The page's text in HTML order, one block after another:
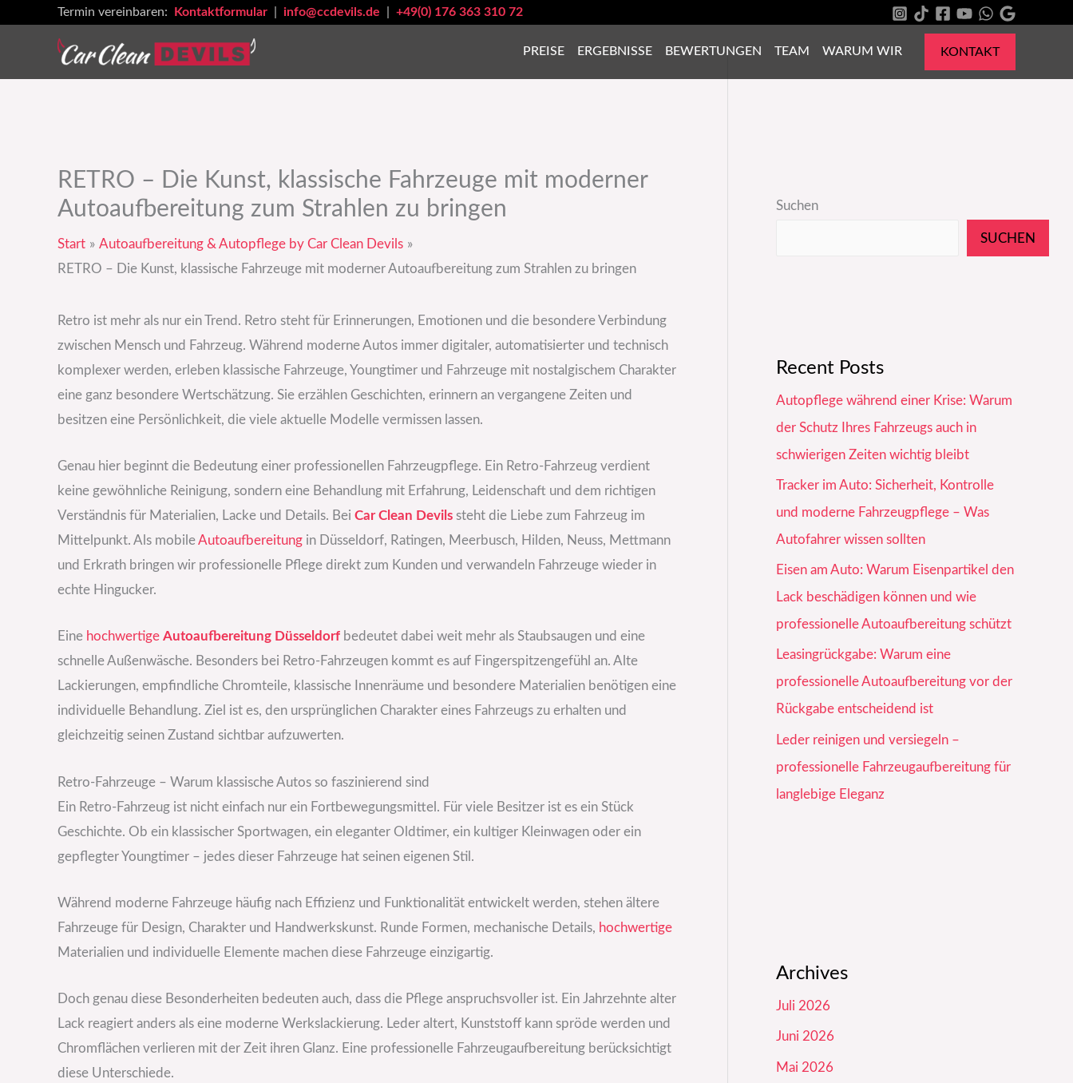
Termin vereinbaren: Kontaktformular info@ccdevils.de +49(0) 176 363 310 72
PREISE ERGEBNISSE BEWERTUNGEN TEAM WARUM WIR KONTAKT
RETRO – Die Kunst, klassische Fahrzeuge mit moderner
Autoaufbereitung zum Strahlen zu bringen
Start
Autoaufbereitung & Autopflege by Car Clean Devils
RETRO – Die Kunst, klassische Fahrzeuge mit moderner Autoaufbereitung zum Strahlen zu bringen
Retro ist mehr als nur ein Trend. Retro steht für Erinnerungen, Emotionen und die besondere Verbindung
zwischen Mensch und Fahrzeug. Während moderne Autos immer digitaler, automatisierter und technisch
komplexer werden, erleben klassische Fahrzeuge, Youngtimer und Fahrzeuge mit nostalgischem Charakter
eine ganz besondere Wertschätzung. Sie erzählen Geschichten, erinnern an vergangene Zeiten und
besitzen eine Persönlichkeit, die viele aktuelle Modelle vermissen lassen.
Genau hier beginnt die Bedeutung einer professionellen Fahrzeugpflege. Ein Retro-Fahrzeug verdient
keine gewöhnliche Reinigung, sondern eine Behandlung mit Erfahrung, Leidenschaft und dem richtigen
Verständnis für Materialien, Lacke und Details. Bei Car Clean Devils steht die Liebe zum Fahrzeug im
Mittelpunkt. Als mobileAutoaufbereitung in Düsseldorf, Ratingen, Meerbusch, Hilden, Neuss, Mettmann
und Erkrath bringen wir professionelle Pflege direkt zum Kunden und verwandeln Fahrzeuge wieder in
echte Hingucker.
Eine hochwertige Autoaufbereitung Düsseldorf bedeutet dabei weit mehr als Staubsaugen und eine
schnelle Außenwäsche. Besonders bei Retro-Fahrzeugen kommt es auf Fingerspitzengefühl an. Alte
Lackierungen, empfindliche Chromteile, klassische Innenräume und besondere Materialien benötigen eine
individuelle Behandlung. Ziel ist es, den ursprünglichen Charakter eines Fahrzeugs zu erhalten und
gleichzeitig seinen Zustand sichtbar aufzuwerten.
Retro-Fahrzeuge – Warum klassische Autos so faszinierend sind
Ein Retro-Fahrzeug ist nicht einfach nur ein Fortbewegungsmittel. Für viele Besitzer ist es ein Stück
Geschichte. Ob ein klassischer Sportwagen, ein eleganter Oldtimer, ein kultiger Kleinwagen oder ein
gepflegter Youngtimer – jedes dieser Fahrzeuge hat seinen eigenen Stil.
Während moderne Fahrzeuge häufig nach Effizienz und Funktionalität entwickelt werden, stehen ältere
Fahrzeuge für Design, Charakter und Handwerkskunst. Runde Formen, mechanische Details, hochwertige
Materialien und individuelle Elemente machen diese Fahrzeuge einzigartig.
Doch genau diese Besonderheiten bedeuten auch, dass die Pflege anspruchsvoller ist. Ein Jahrzehnte alter
Lack reagiert anders als eine moderne Werkslackierung. Leder altert, Kunststoff kann spröde werden und
Chromflächen verlieren mit der Zeit ihren Glanz. Eine professionelle Fahrzeugaufbereitung berücksichtigt
diese Unterschiede.
Suchen
SUCHEN
Recent Posts
Autopflege während einer Krise: Warum
der Schutz Ihres Fahrzeugs auch in
schwierigen Zeiten wichtig bleibt
Tracker im Auto: Sicherheit, Kontrolle
und moderne Fahrzeugpflege – Was
Autofahrer wissen sollten
Eisen am Auto: Warum Eisenpartikel den
Lack beschädigen können und wie
professionelle Autoaufbereitung schützt
Leasingrückgabe: Warum eine
professionelle Autoaufbereitung vor der
Rückgabe entscheidend ist
Leder reinigen und versiegeln –
professionelle Fahrzeugaufbereitung für
langlebige Eleganz
Archives
Juli 2026
Juni 2026
Mai 2026